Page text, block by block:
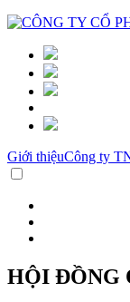
Giới thiệuCông ty
HỘI ĐỒNG